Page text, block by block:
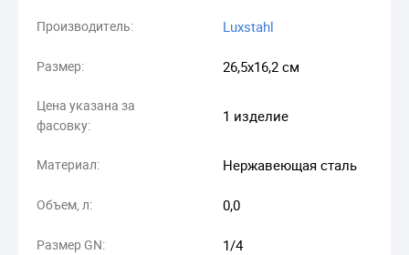
Производитель: Luxstahl
Размер: 26,5х16,2 см
Цена указана за
фасовку:
1 изделие
Материал: Нержавеющая сталь
Объем, л: 0,0
Размер GN: 1/4